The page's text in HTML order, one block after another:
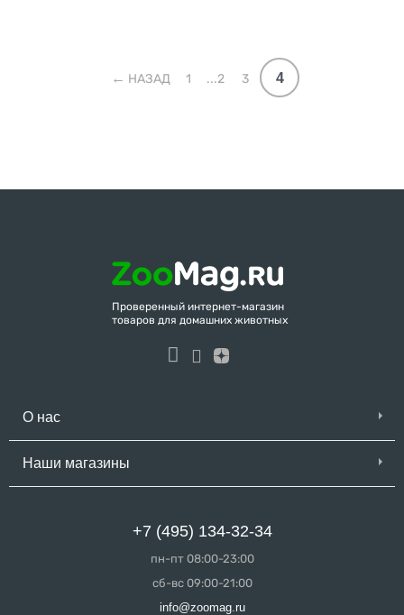
НАЗАД 1 ...2 3 4
Проверенный интернет-магазин
товаров для домашних животных
О нас
Наши магазины
+7 (495) 134-32-34
пн-пт 08:00-23:00
сб-вс 09:00-21:00
info@zoomag.ru